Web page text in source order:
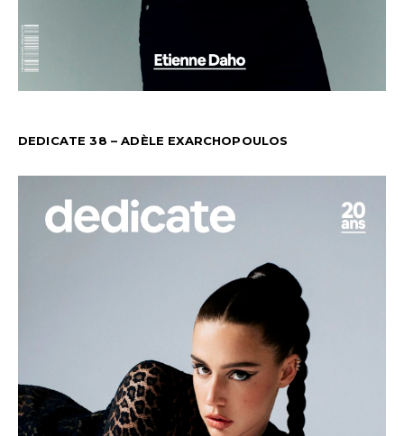
DEDICATE 38 – ADÈLE EXARCHOPOULOS